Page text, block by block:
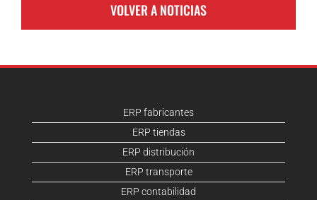
VOLVER A NOTICIAS
ERP fabricantes
ERP tiendas
ERP distribución
ERP transporte
ERP contabilidad